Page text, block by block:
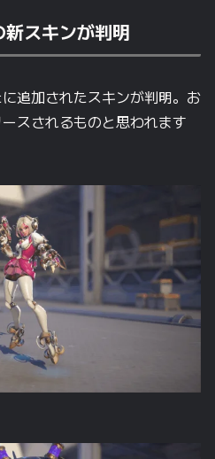
スキンが判明
追加されたスキンが判明。お
スされるものと思われます